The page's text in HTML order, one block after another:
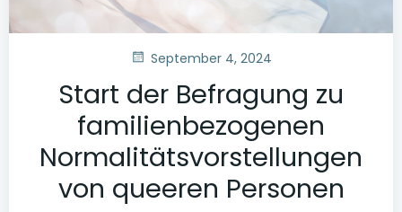
September 4, 2024
Start der Befragung zu
familienbezogenen
Normalitätsvorstellungen
von queeren Personen